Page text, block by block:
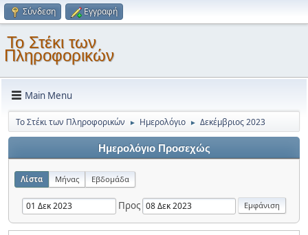
Σύνδεση Εγγραφή
Το Στέκι των
Πληροφορικών
Main Menu
Το Στέκι των Πληροφορικών ► Ημερολόγιο ► Δεκέμβριος 2023
Ημερολόγιο Προσεχώς
Λίστα Μήνας Εβδομάδα
Προς